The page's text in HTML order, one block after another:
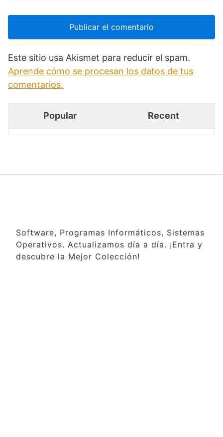
Este sitio usa Akismet para reducir el spam.
Aprende cómo se procesan los datos de tus
comentarios.
Popular Recent
Software, Programas Informáticos, Sistemas
Operativos. Actualizamos día a día. ¡Entra y
descubre la Mejor Colección!